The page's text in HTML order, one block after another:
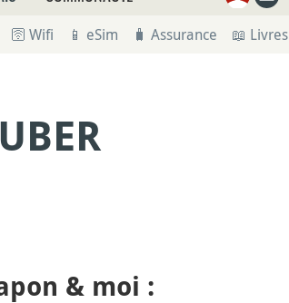
🛜 Wifi 📱 eSim 🧳 Assurance 📖 Livres
& moi :